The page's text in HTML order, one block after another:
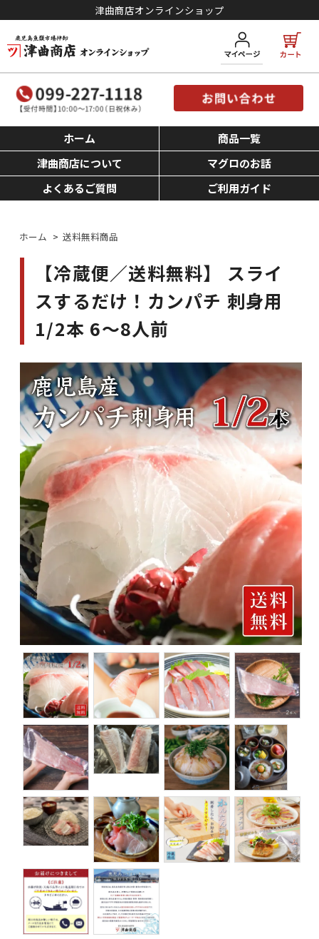
津曲商店オンラインショップ
ホーム
商品一覧
津曲商店について
マグロのお話
よくあるご質問
ご利用ガイド
ホーム > 送料無料商品
【冷蔵便／送料無料】 スライ
スするだけ！カンパチ 刺身用
1/2本 6～8人前